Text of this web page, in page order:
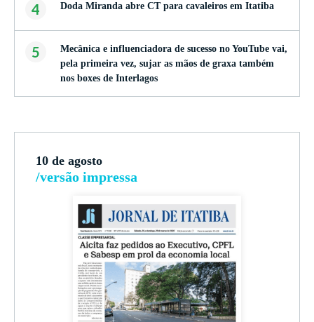
4 Doda Miranda abre CT para cavaleiros em Itatiba
5
Mecânica e influenciadora de sucesso no YouTube vai,
pela primeira vez, sujar as mãos de graxa também
nos boxes de Interlagos
10 de agosto
/versão impressa